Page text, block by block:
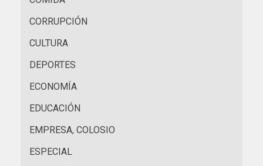
CORRUPCIÓN
CULTURA
DEPORTES
ECONOMÍA
EDUCACIÓN
EMPRESA, COLOSIO
ESPECIAL